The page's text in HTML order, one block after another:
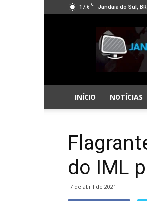
17.6 C Jandaia do Sul, BR
Jandaia
Online
INÍCIO NOTÍCIAS
do IML
7 de abril de 2021